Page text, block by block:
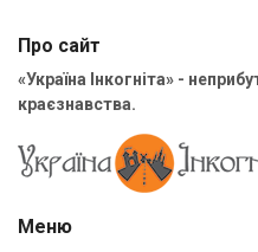
Про сайт
«Україна Інкогніта» -
краєзнавства.
Меню